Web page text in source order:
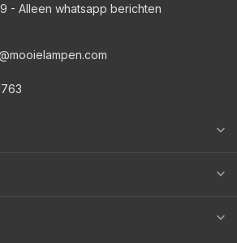
- Alleen whatsapp berichten